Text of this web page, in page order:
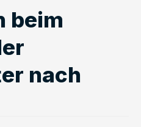
beim
nach